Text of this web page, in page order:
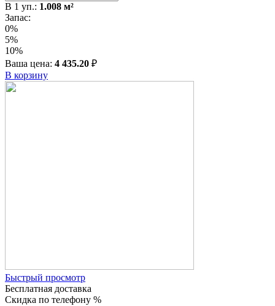
В 1 уп.: 1.008 м²
Запас:
0%
5%
10%
Ваша цена: 4 435.20 ₽
В корзину
Быстрый просмотр
Бесплатная доставка
Скидка по телефону %